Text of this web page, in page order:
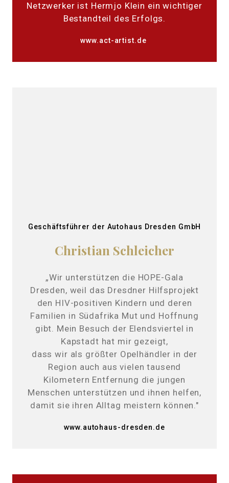
Netzwerker ist Hermjo Klein ein wichtiger
Bestandteil des Erfolgs.
www.act-artist.de
Geschäftsführer der Autohaus Dresden GmbH
Christian Schleicher
„Wir unterstützen die HOPE-Gala
Dresden, weil das Dresdner Hilfsprojekt
den HIV-positiven Kindern und deren
Familien in Südafrika Mut und Hoffnung
gibt. Mein Besuch der Elendsviertel in
Kapstadt hat mir gezeigt,
dass wir als größter Opelhändler in der
Region auch aus vielen tausend
Kilometern Entfernung die jungen
Menschen unterstützen und ihnen helfen,
damit sie ihren Alltag meistern können."
www.autohaus-dresden.de